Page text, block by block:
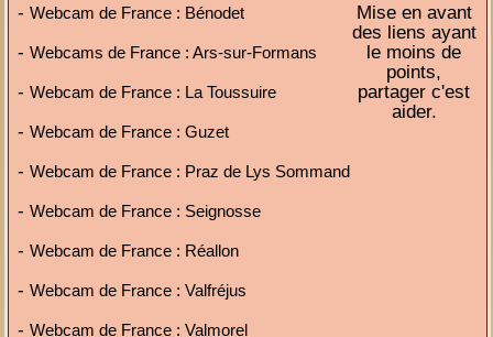
-Webcam de France : Bénodet
-Webcams de France : Ars-sur-Formans
-Webcam de France : La Toussuire
-Webcam de France : Guzet
-Webcam de France : Praz de Lys Sommand
-Webcam de France : Seignosse
-Webcam de France : Réallon
-Webcam de France : Valfréjus
-Webcam de France : Valmorel
Mise en avant
des liens ayant
le moins de
points,
partager c'est
aider.